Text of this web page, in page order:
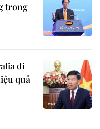
trong
đi
quả